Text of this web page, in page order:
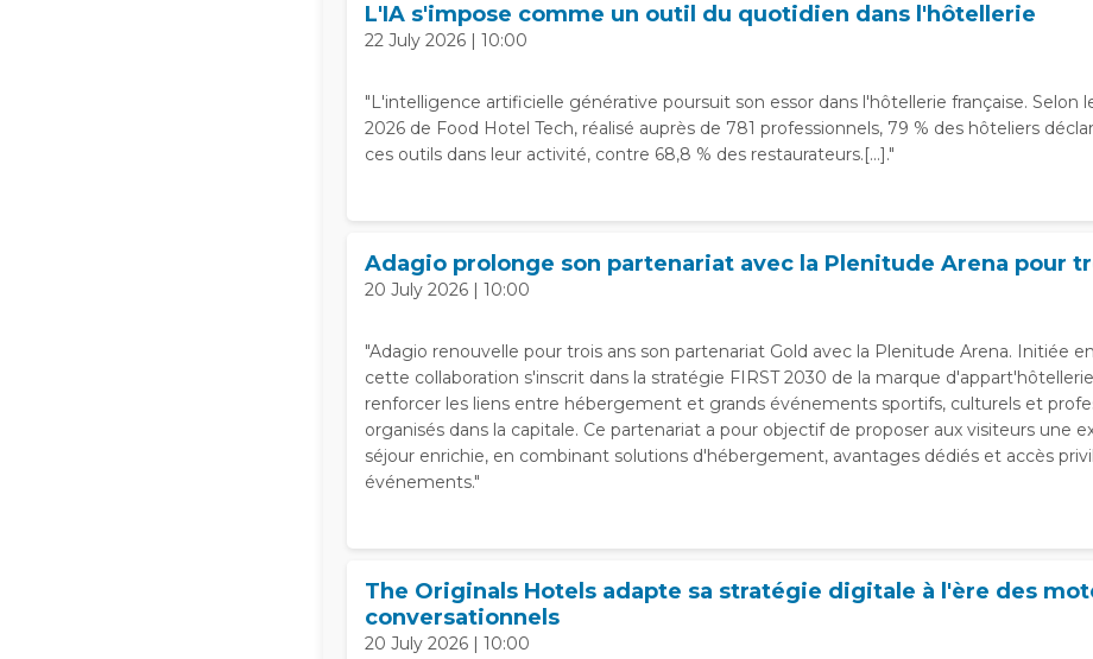
L'IA s'impose comme un outil du quotidien dans l'hôtellerie
22 July 2026 | 10:00
"L'intelligence artificielle générative poursuit son essor dans l'hôtellerie française. Selon
2026 de Food Hotel Tech, réalisé auprès de 781 professionnels, 79 % des hôteliers
ces outils dans leur activité, contre 68,8 % des restaurateurs.[...]."
Adagio prolonge son partenariat avec la Plenitude Arena pour
20 July 2026 | 10:00
"Adagio renouvelle pour trois ans son partenariat Gold avec la Plenitude Arena. Initiée
cette collaboration s'inscrit dans la stratégie FIRST 2030 de la marque
renforcer les liens entre hébergement et grands événements sportifs, culturels et
organisés dans la capitale. Ce partenariat a pour objectif de proposer aux visiteurs une
séjour enrichie, en combinant solutions d'hébergement, avantages dédiés et accès
événements."
The Originals Hotels adapte sa stratégie digitale à l'ère des
conversationnels
20 July 2026 | 10:00